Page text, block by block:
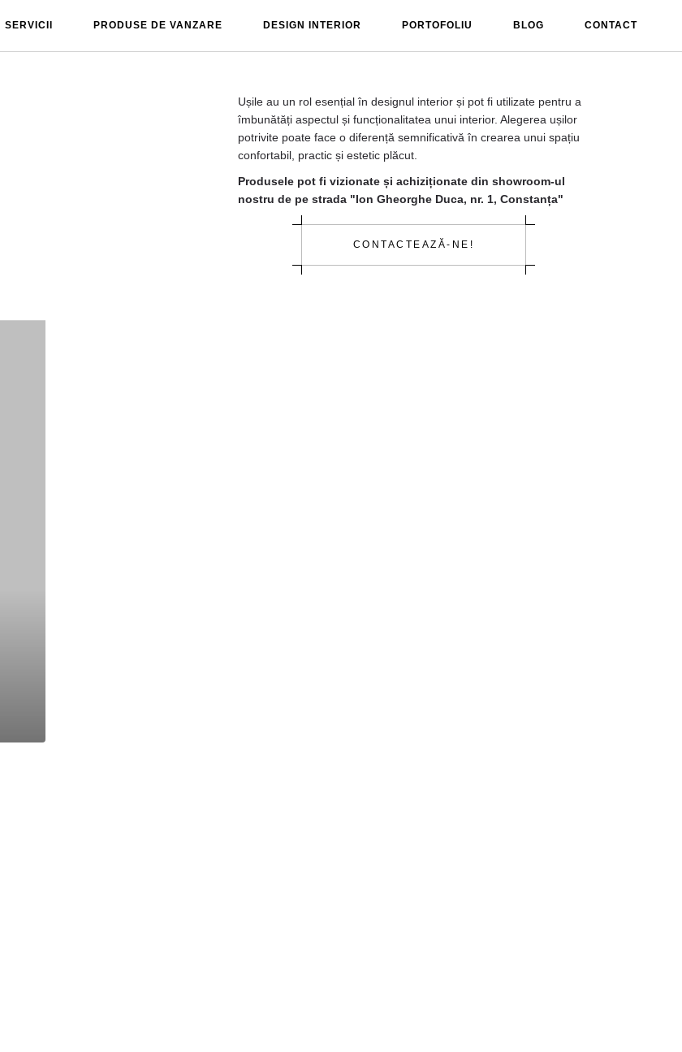
SERVICII PRODUSE DE VANZARE DESIGN INTERIOR PORTOFOLIU BLOG CONTACT
Ușile au un rol esențial în designul interior și pot fi utilizate pentru a
îmbunătăți aspectul și funcționalitatea unui interior. Alegerea ușilor
potrivite poate face o diferență semnificativă în crearea unui spațiu
confortabil, practic și estetic plăcut.
Produsele pot fi vizionate și achiziționate din showroom-ul
nostru de pe strada "Ion Gheorghe Duca, nr. 1, Constanța"
CONTACTEAZĂ-NE!